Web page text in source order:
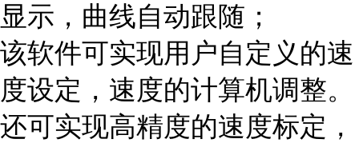
显示，曲线自动跟随；
该软件可实现用户自定义的速
度设定，速度的计算机调整。
还可实现高精度的速度标定，